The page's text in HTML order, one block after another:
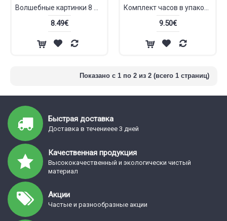
8.49€ 9.50€
Показано с 1 по 2 из 2 (всего 1 страниц)
Быстрая доставка
Доставка в течениеее 3 дней
Качественная продукция
Высококачественный и экологически чистый
материал
Акции
Частые и разнообразные акции